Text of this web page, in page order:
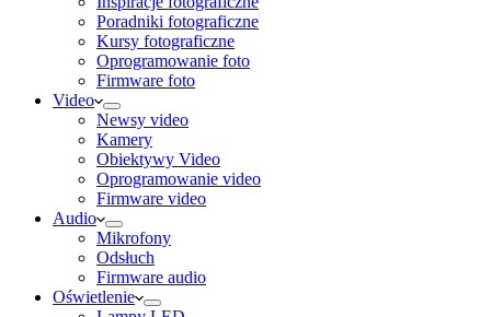
Poradniki fotograficzne
Kursy fotograficzne
Oprogramowanie foto
Firmware foto
Video
Newsy video
Kamery
Obiektywy Video
Oprogramowanie video
Firmware video
Audio
Mikrofony
Odsłuch
Firmware audio
Oświetlenie